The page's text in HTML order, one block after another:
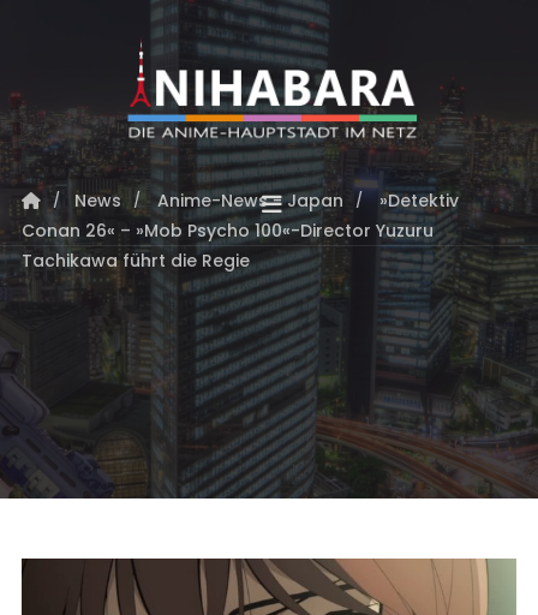
News Anime-News - Japan
»Detektiv
Conan 26« – »Mob Psycho 100«-Director Yuzuru
Tachikawa führt die Regie